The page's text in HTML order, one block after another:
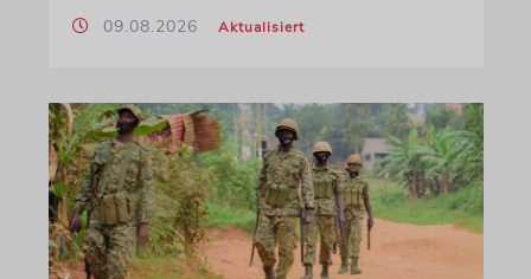
09.08.2026 Aktualisiert